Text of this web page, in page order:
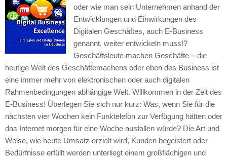
oder wie man sein Unternehmen anhand der
Entwicklungen und Einwirkungen des
Digitalen Geschäftes, auch E-Business
genannt, weiter entwickeln muss!?
Geschäftsleute machen Geschäfte – die
heutige Welt des Geschäftemachens oder eben des Business ist
eine immer mehr von elektronischen oder auch digitalen
Rahmenbedingungen abhängige Welt. Willkommen in der Zeit des
E-Business! Überlegen Sie sich nur kurz: Was, wenn Sie für die
nächsten vier Wochen kein Funktelefon zur Verfügung hätten oder
das Internet morgen für eine Woche ausfallen würde? Die Art und
Weise, wie heute Umsatz erzielt wird, Kunden begeistert oder
Bedürfnisse erfüllt werden unterliegt einem großflächigen und